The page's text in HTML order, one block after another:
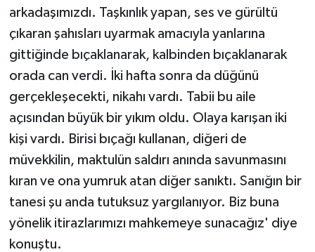
arkadaşımızdı. Taşkınlık yapan, ses ve gürültü
çıkaran şahısları uyarmak amacıyla yanlarına
gittiğinde bıçaklanarak, kalbinden bıçaklanarak
orada can verdi. İki hafta sonra da düğünü
gerçekleşecekti, nikahı vardı. Tabii bu aile
açısından büyük bir yıkım oldu. Olaya karışan iki
kişi vardı. Birisi bıçağı kullanan, diğeri de
müvekkilin, maktulün saldırı anında savunmasını
kıran ve ona yumruk atan diğer sanıktı. Sanığın bir
tanesi şu anda tutuksuz yargılanıyor. Biz buna
yönelik itirazlarımızı mahkemeye sunacağız' diye
konuştu.